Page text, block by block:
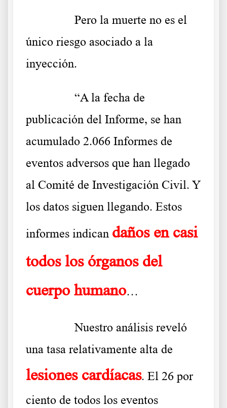
Pero la muerte no es el
único riesgo asociado a la
inyección.
“A la fecha de
publicación del Informe, se han
acumulado 2.066 Informes de
eventos adversos que han llegado
al Comité de Investigación Civil. Y
los datos siguen llegando. Estos
informes indican daños en casi
todos los órganos del
cuerpo humano…
Nuestro análisis reveló
una tasa relativamente alta de
lesiones cardíacas. El 26 por
ciento de todos los eventos